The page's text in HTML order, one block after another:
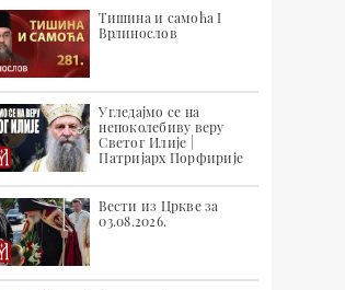
Тишина и самоћа I
Врлинослов
Угледајмо се на
непоколебиву веру
Светог Илије |
Патријарх Порфирије
Вести из Цркве за
03.08.2026.